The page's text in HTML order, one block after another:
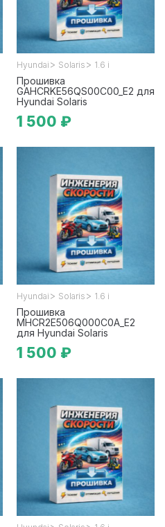
Hyundai > Solaris > 1.6 i
Прошивка
GAHCRKE56QS00C00_E2 для
Hyundai Solaris
1 500 ₽
Hyundai > Solaris > 1.6 i
Прошивка
MHCR2E506Q000C0A_E2
для Hyundai Solaris
1 500 ₽